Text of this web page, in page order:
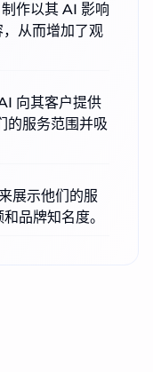
作以其 AI 影响
从而增加了观
向其客户提供
的服务范围并吸
展示他们的服
品牌知名度。